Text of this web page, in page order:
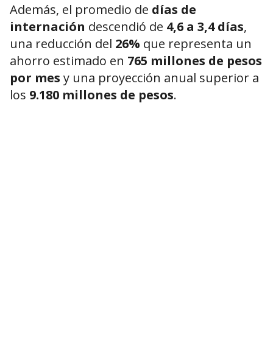
Además, el promedio de días de
internación descendió de 4,6 a 3,4 días,
una reducción del 26% que representa un
ahorro estimado en 765 millones de pesos
por mes y una proyección anual superior a
los 9.180 millones de pesos.